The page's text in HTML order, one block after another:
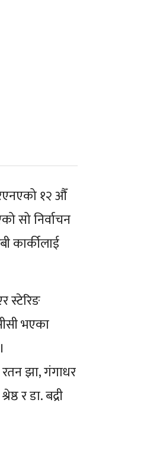
१२ औँ
सो निर्वाचन
कार्कीलाई
स्टेरिङ
भएका
रतन झा, गंगाधर
र डा. बद्री